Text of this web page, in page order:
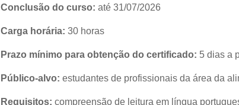
Conclusão do curso: até 31/07/2026
Carga horária: 30 horas
Prazo mínimo para obtenção do certificado: 5 dias a
Público-alvo: estudantes de profissionais da área da
Requisitos: compreensão de leitura em língua